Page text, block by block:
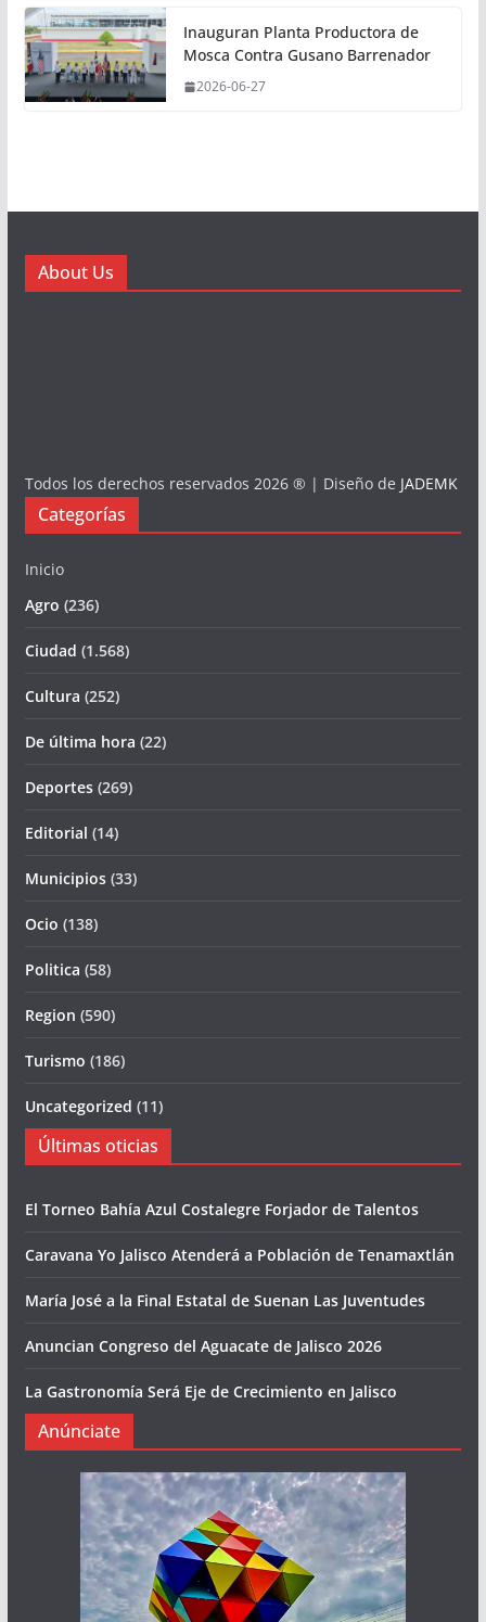
Inauguran Planta Productora de
Mosca Contra Gusano Barrenador
2026-06-27
About Us
Todos los derechos reservados 2026 ® | Diseño de JADEMK
Categorías
Inicio
Agro (236)
Ciudad (1.568)
Cultura (252)
De última hora (22)
Deportes(269)
Editorial (14)
Municipios(33)
Ocio (138)
Politica (58)
Region (590)
Turismo (186)
Uncategorized (11)
Últimas oticias
El Torneo Bahía Azul Costalegre Forjador de Talentos
Caravana Yo Jalisco Atenderá a Población de Tenamaxtlán
María José a la Final Estatal de Suenan Las Juventudes
Anuncian Congreso del Aguacate de Jalisco 2026
La Gastronomía Será Eje de Crecimiento en Jalisco
Anúnciate